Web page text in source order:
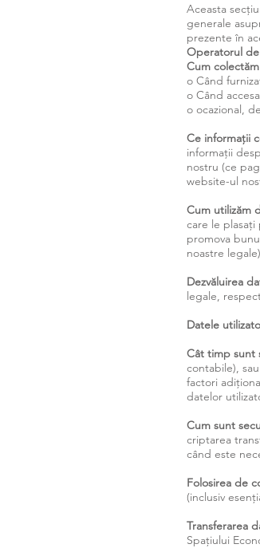
Aceasta
generale
prezente în
Operatorul de
Cum
o Când
o Când
o ocazional,
Ce informații
informații
nostru (ce
website-ul
Cum utilizăm
care le
promova
noastre legale)
Dezvăluirea
legale,
Datele
Cât timp sunt
contabile),
factori
datelor
Cum sunt
criptarea
când este
Folosirea de
(inclusiv
Transferarea
Spațiului